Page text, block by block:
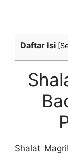
Daftar Isi [
Shalat